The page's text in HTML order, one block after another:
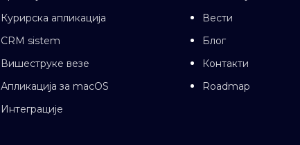
Курирска апликација
CRM sistem
Вишеструке везе
Апликација за macOS
Интеграције
Вести
Блог
Контакти
Roadmap